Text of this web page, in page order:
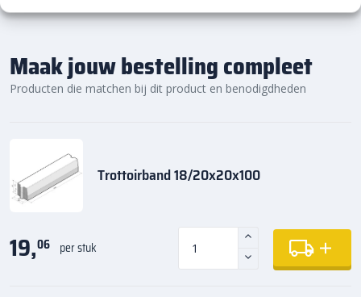
Maak jouw bestelling compleet
Producten die matchen bij dit product en benodigdheden
Trottoirband 18/20x20x100
19,06 per stuk